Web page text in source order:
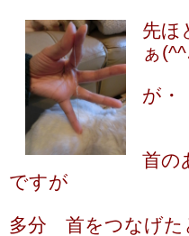
先ほ
ぁ
が・
首の
ですが
多分 首をつなげた